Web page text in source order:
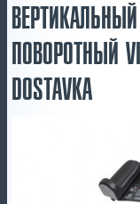
ПОВОРОТНЫЙ
DOSTAVKA